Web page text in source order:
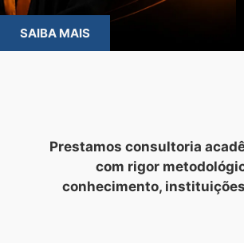
SAIBA MAIS
Prestamos consultoria
com rigor
conhecimento,